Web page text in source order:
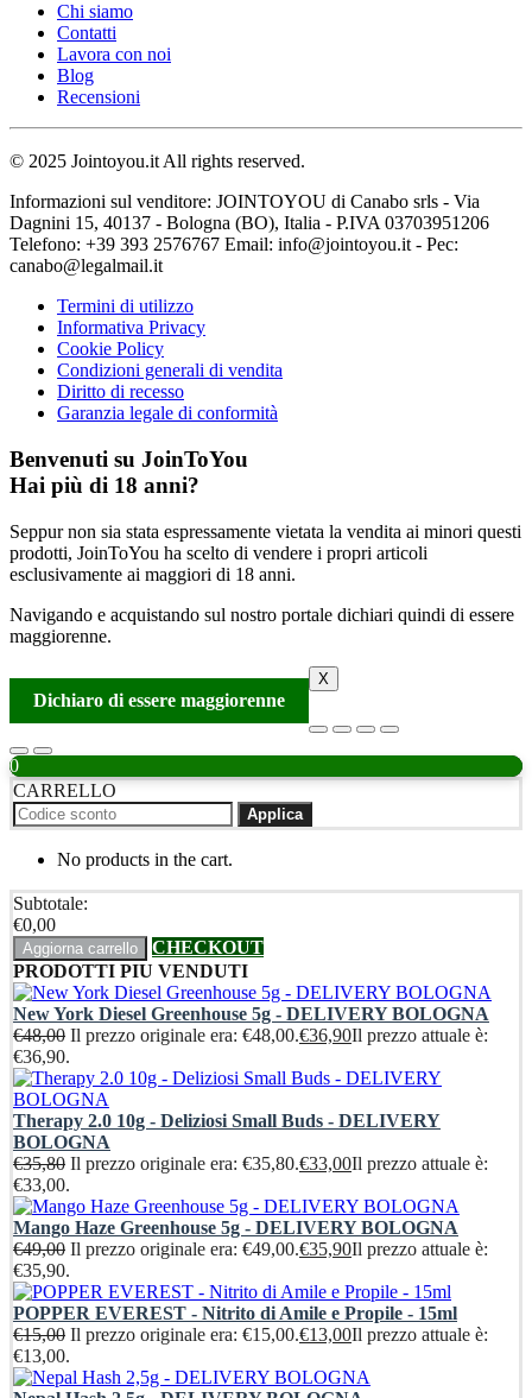
Chi siamo
Contatti
Lavora con noi
Blog
Recensioni
© 2025 Jointoyou.it All rights reserved.
Informazioni sul venditore: JOINTOYOU di Canabo srls - Via
Dagnini 15, 40137 - Bologna (BO), Italia - P.IVA 03703951206
Telefono: ‪+39 393 2576767‬ Email: info@jointoyou.it - Pec:
canabo@legalmail.it
Termini di utilizzo
Informativa Privacy
Cookie Policy
Condizioni generali di vendita
Diritto di recesso
Garanzia legale di conformità
Benvenuti su JoinToYou
Hai più di 18 anni?
Seppur non sia stata espressamente vietata la vendita ai minori questi
prodotti, JoinToYou ha scelto di vendere i propri articoli
esclusivamente ai maggiori di 18 anni.
Navigando e acquistando sul nostro portale dichiari quindi di essere
maggiorenne.
Dichiaro di essere maggiorenne
X
0
CARRELLO
Applica
No products in the cart.
Subtotale:
€0,00
Aggiorna carrello
CHECKOUT
PRODOTTI PIU VENDUTI
New York Diesel Greenhouse 5g - DELIVERY BOLOGNA
€48,00 Il prezzo originale era: €48,00.€36,90Il prezzo attuale è:
€36,90.
Therapy 2.0 10g - Deliziosi Small Buds - DELIVERY
BOLOGNA
€35,80 Il prezzo originale era: €35,80.€33,00Il prezzo attuale è:
€33,00.
Mango Haze Greenhouse 5g - DELIVERY BOLOGNA
€49,00 Il prezzo originale era: €49,00.€35,90Il prezzo attuale è:
€35,90.
POPPER EVEREST - Nitrito di Amile e Propile - 15ml
€15,00 Il prezzo originale era: €15,00.€13,00Il prezzo attuale è:
€13,00.